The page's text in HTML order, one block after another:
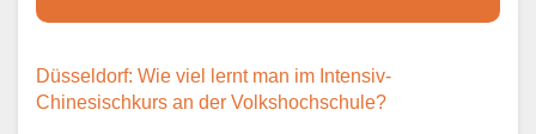
Dieser Teil dient lediglich zur
Kontaktaufnahme und ist nicht
Düsseldorf: Wie viel lernt man im Intensiv-
Chinesischkurs an der Volkshochschule?